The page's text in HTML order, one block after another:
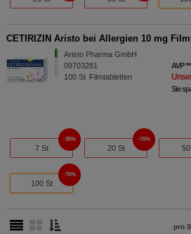
CETIRIZIN Aristo bei Allergien 10 mg
Aristo Pharma GmbH
09703281
100 St Filmtabletten
AVP
Sie
7 St
35%
20 St
70%
100 St
76%
pro